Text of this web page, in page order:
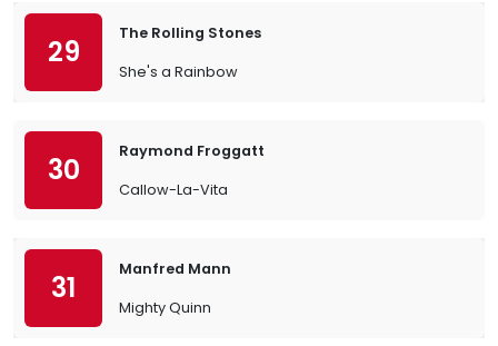
29
The Rolling Stones
She's a Rainbow
30
Raymond Froggatt
Callow-La-Vita
31
Manfred Mann
Mighty Quinn